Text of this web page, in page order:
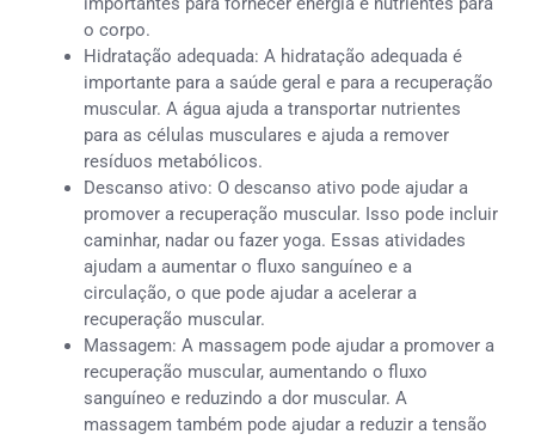
o corpo.
Hidratação adequada: A hidratação adequada é
importante para a saúde geral e para a recuperação
muscular. A água ajuda a transportar nutrientes
para as células musculares e ajuda a remover
resíduos metabólicos.
Descanso ativo: O descanso ativo pode ajudar a
promover a recuperação muscular. Isso pode incluir
caminhar, nadar ou fazer yoga. Essas atividades
ajudam a aumentar o fluxo sanguíneo e a
circulação, o que pode ajudar a acelerar a
recuperação muscular.
Massagem: A massagem pode ajudar a promover a
recuperação muscular, aumentando o fluxo
sanguíneo e reduzindo a dor muscular. A
massagem também pode ajudar a reduzir a tensão